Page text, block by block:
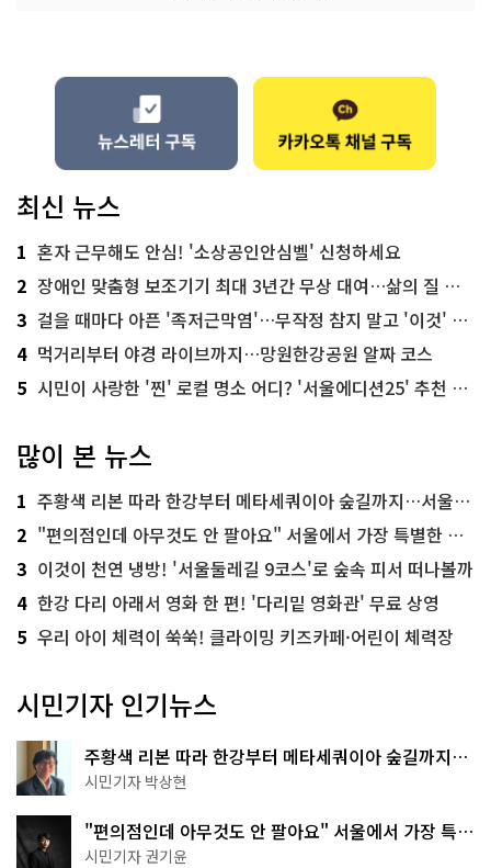
최신 뉴스
1 혼자 근무해도 안심! '소상공인안심벨' 신청하세요
2 장애인 맞춤형 보조기기 최대 3년간 무상 대여…삶의 질 높인다
3 걸을 때마다 아픈 '족저근막염'…무작정 참지 말고 '이것' 해보세요!
4 먹거리부터 야경 라이브까지…망원한강공원 알짜 코스
5 시민이 사랑한 '찐' 로컬 명소 어디? '서울에디션25' 추천 코스
많이 본 뉴스
1 주황색 리본 따라 한강부터 메타세쿼이아 숲길까지…서울둘레길 15코스
2 "편의점인데 아무것도 안 팔아요" 서울에서 가장 특별한 편의점의 정체
3 이것이 천연 냉방! '서울둘레길 9코스'로 숲속 피서 떠나볼까
4 한강 다리 아래서 영화 한 편! '다리밑 영화관' 무료 상영
5 우리 아이 체력이 쑥쑥! 클라이밍 키즈카페·어린이 체력장
시민기자 인기뉴스
주황색 리본 따라 한강부터 메타세쿼이아 숲길까지…
서울둘레길 15코스
시민기자 박상현
"편의점인데 아무것도 안 팔아요" 서울에서 가장 특별
한 편의점의 정체
시민기자 권기윤